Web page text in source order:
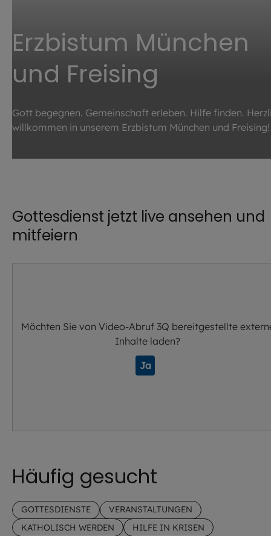
Erzbistum München
und Freising
Gott begegnen. Gemeinschaft erleben. Hilfe finden.
willkommen in unserem Erzbistum München und Freising!
Gottesdienst jetzt live ansehen und
mitfeiern
Möchten Sie von Video-Abruf 3Q bereitgestellte
Inhalte laden?
Ja
Häufig gesucht
GOTTESDIENSTE
VERANSTALTUNGEN
KATHOLISCH WERDEN
HILFE IN KRISEN